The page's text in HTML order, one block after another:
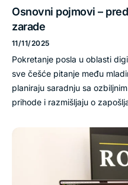
Osnovni pojmovi –
zarade
11/11/2025
Pokretanje posla u oblasti
sve češće pitanje među
planiraju saradnju sa
prihode i razmišljaju o